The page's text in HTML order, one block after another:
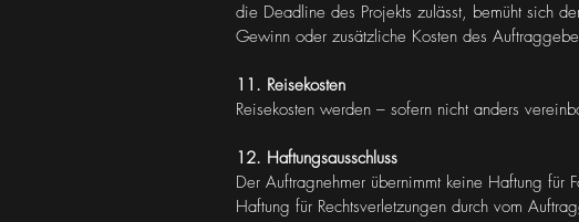
die Deadline des Projekts zulässt, bemüht sich
Gewinn oder zusätzliche Kosten des
11. Reisekosten
Reisekosten werden – sofern nicht anders
12. Haftungsausschluss
Der Auftragnehmer übernimmt keine Haftung für
Haftung für Rechtsverletzungen durch vom